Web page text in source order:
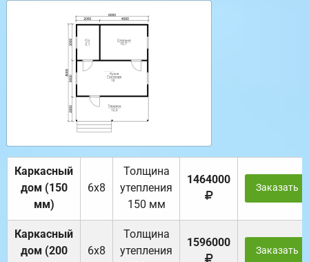
Каркасный
дом (150
мм)
6х8
Толщина
утепления
150 мм
1464000
Заказать
Каркасный
дом (200
6х8
Толщина
утепления
1596000
Заказать